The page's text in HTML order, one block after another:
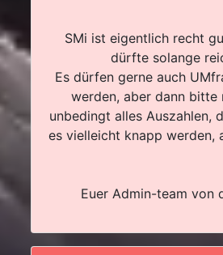
SMi ist eigentlich recht
dürfte solange
Es dürfen gerne auch
werden, aber dann bitte
unbedingt alles Auszahlen,
es vielleicht knapp werden,
Euer Admin-team von